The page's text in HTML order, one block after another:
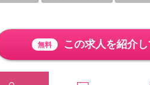
無料 この求人を紹介し